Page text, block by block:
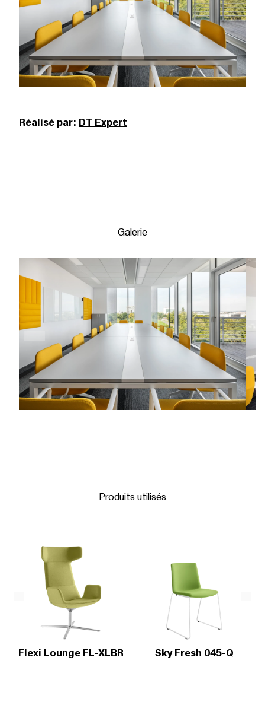
Réalisé par: DT Expert
Galerie
Produits utilisés
Flexi Lounge FL-XLBR Sky Fresh 045-Q